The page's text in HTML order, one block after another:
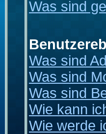
Was sind
Was sind
Was sind
Was sind
Wie kann
Wie werde